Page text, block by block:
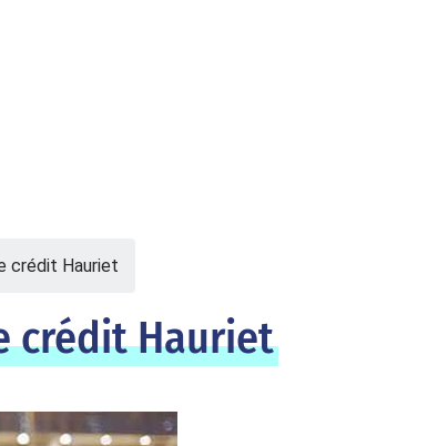
crédit Hauriet
crédit Hauriet